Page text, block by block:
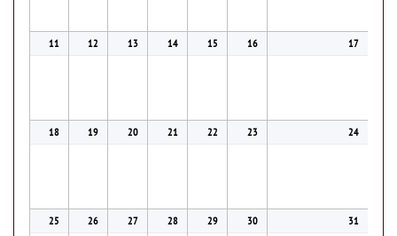
11 12 13 14 15 16 17
18 19 20 21 22 23 24
25 26 27 28 29 30 31